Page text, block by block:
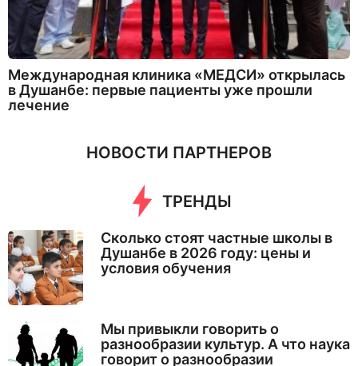
Международная клиника «МЕДСИ» открылась
в Душанбе: первые пациенты уже прошли
лечение
НОВОСТИ ПАРТНЕРОВ
ТРЕНДЫ
Сколько стоят частные школы в
Душанбе в 2026 году: цены и
условия обучения
Мы привыкли говорить о
разнообразии культур. А что наука
говорит о разнообразии